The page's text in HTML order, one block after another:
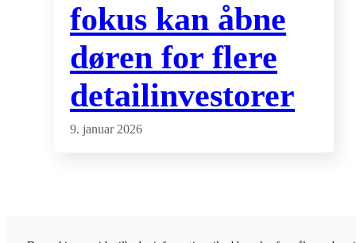
fokus kan åbne
døren for flere
detailinvestorer
9. januar 2026